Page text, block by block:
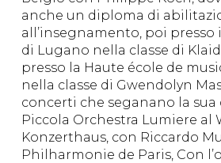
anche un diploma di
all’insegnamento, poi presso
di Lugano nella classe di
presso la Haute école de
nella classe di Gwendolyn
concerti che seganano la sua
Piccola Orchestra Lumiere al
Konzerthaus, con Riccardo
Philharmonie de Paris, Con